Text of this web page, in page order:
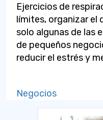
Ejercicios de
límites, organizar el
solo algunas de las
de pequeños
reducir el estrés y
Negocios